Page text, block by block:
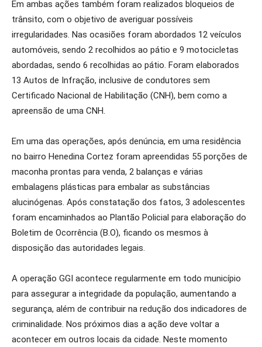
Em ambas ações também foram realizados bloqueios de
trânsito, com o objetivo de averiguar possíveis
irregularidades. Nas ocasiões foram abordados 12 veículos
automóveis, sendo 2 recolhidos ao pátio e 9 motocicletas
abordadas, sendo 6 recolhidas ao pátio. Foram elaborados
13 Autos de Infração, inclusive de condutores sem
Certificado Nacional de Habilitação (CNH), bem como a
apreensão de uma CNH.
Em uma das operações, após denúncia, em uma residência
no bairro Henedina Cortez foram apreendidas 55 porções de
maconha prontas para venda, 2 balanças e várias
embalagens plásticas para embalar as substâncias
alucinógenas. Após constatação dos fatos, 3 adolescentes
foram encaminhados ao Plantão Policial para elaboração do
Boletim de Ocorrência (B.O), ficando os mesmos à
disposição das autoridades legais.
A operação GGI acontece regularmente em todo município
para assegurar a integridade da população, aumentando a
segurança, além de contribuir na redução dos indicadores de
criminalidade. Nos próximos dias a ação deve voltar a
acontecer em outros locais da cidade. Neste momento